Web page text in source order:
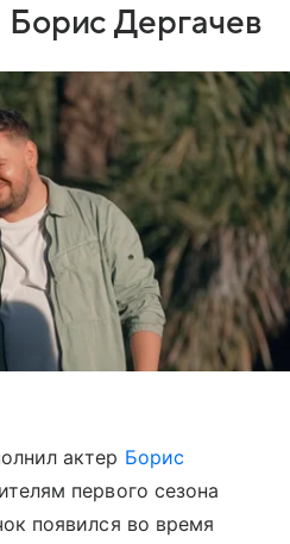
Борис Дергачев
актер Борис
первого сезона
появился во время